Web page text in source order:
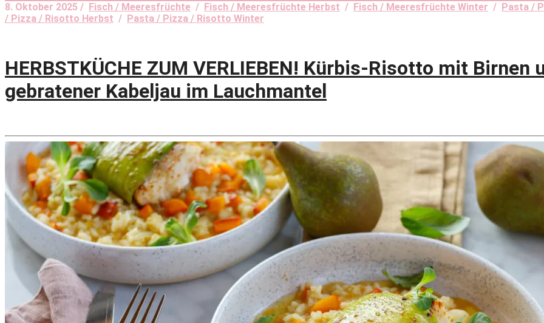
8. Oktober 2025 / Fisch / Meeresfrüchte / Fisch / Meeresfrüchte Herbst / Fisch / Meeresfrüchte Winter / Pasta /
/ Pizza / Risotto Herbst / Pasta / Pizza / Risotto Winter
HERBSTKÜCHE ZUM VERLIEBEN! Kürbis-Risotto mit Birnen
gebratener Kabeljau im Lauchmantel